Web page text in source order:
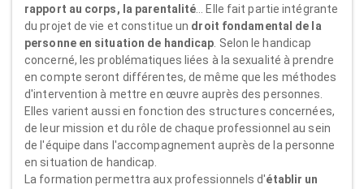
rapport au corps, la parentalité … Elle fait partie intégrante
du projet de vie et constitue un droit fondamental de la
personne en situation de handicap . Selon le handicap
concerné, les problématiques liées à la sexualité à prendre
en compte seront différentes, de même que les méthodes
d'intervention à mettre en œuvre auprès des personnes.
Elles varient aussi en fonction des structures concernées,
de leur mission et du rôle de chaque professionnel au sein
de l'équipe dans l'accompagnement auprès de la personne
en situation de handicap.
La formation permettra aux professionnels d'établir un